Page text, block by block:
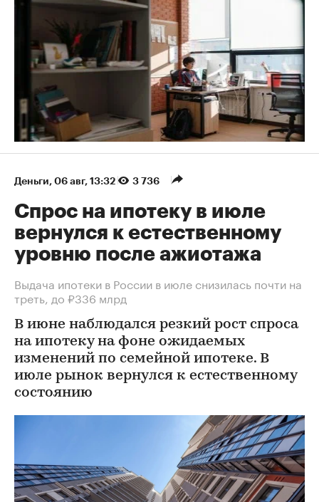
Деньги 06 авг, 13:32 3 736
Спрос на ипотеку в июле
вернулся к естественному
уровню после ажиотажа
Выдача ипотеки в России в июле снизилась почти на
треть, до ₽336 млрд
В июне наблюдался резкий рост спроса
на ипотеку на фоне ожидаемых
изменений по семейной ипотеке. В
июле рынок вернулся к естественному
состоянию